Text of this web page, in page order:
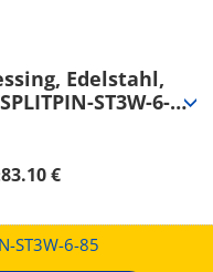
Edelstahl,
ST3W-6-
83.10 €
ST3W-6-85